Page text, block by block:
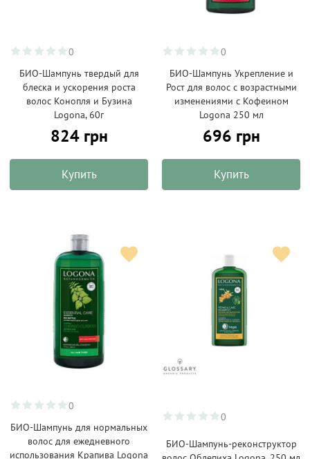
0
БИО-Шампунь твердый для
блеска и ускорения роста
волос Конопля и Бузина
Logona, 60г
824 грн
Купить
0
БИО-Шампунь Укрепление и
Рост для волос с возрастными
изменениями с Кофеином
Logona 250 мл
696 грн
Купить
0
БИО-Шампунь для нормальных
волос для ежедневного
использования Крапива Logona
0
БИО-Шампунь-реконструктор